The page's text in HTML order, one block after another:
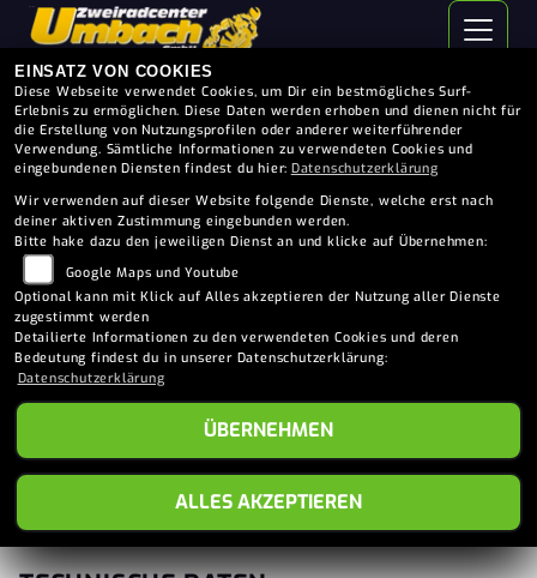
KAWASAKI W230 (2026)
EINSATZ VON COOKIES
Diese Webseite verwendet Cookies, um Dir ein bestmögliches Surf-
Erlebnis zu ermöglichen. Diese Daten werden erhoben und dienen nicht für
die Erstellung von Nutzungsprofilen oder anderer weiterführender
Verwendung. Sämtliche Informationen zu verwendeten Cookies und
eingebundenen Diensten findest du hier: Datenschutzerklärung
Wir verwenden auf dieser Website folgende Dienste, welche erst nach
deiner aktiven Zustimmung eingebunden werden.
Bitte hake dazu den jeweiligen Dienst an und klicke auf Übernehmen:
Google Maps und Youtube
Optional kann mit Klick auf Alles akzeptieren der Nutzung aller Dienste
zugestimmt werden
Detailierte Informationen zu den verwendeten Cookies und deren
Bedeutung findest du in unserer Datenschutzerklärung:
Datenschutzerklärung
ÜBERNEHMEN
ALLES AKZEPTIEREN